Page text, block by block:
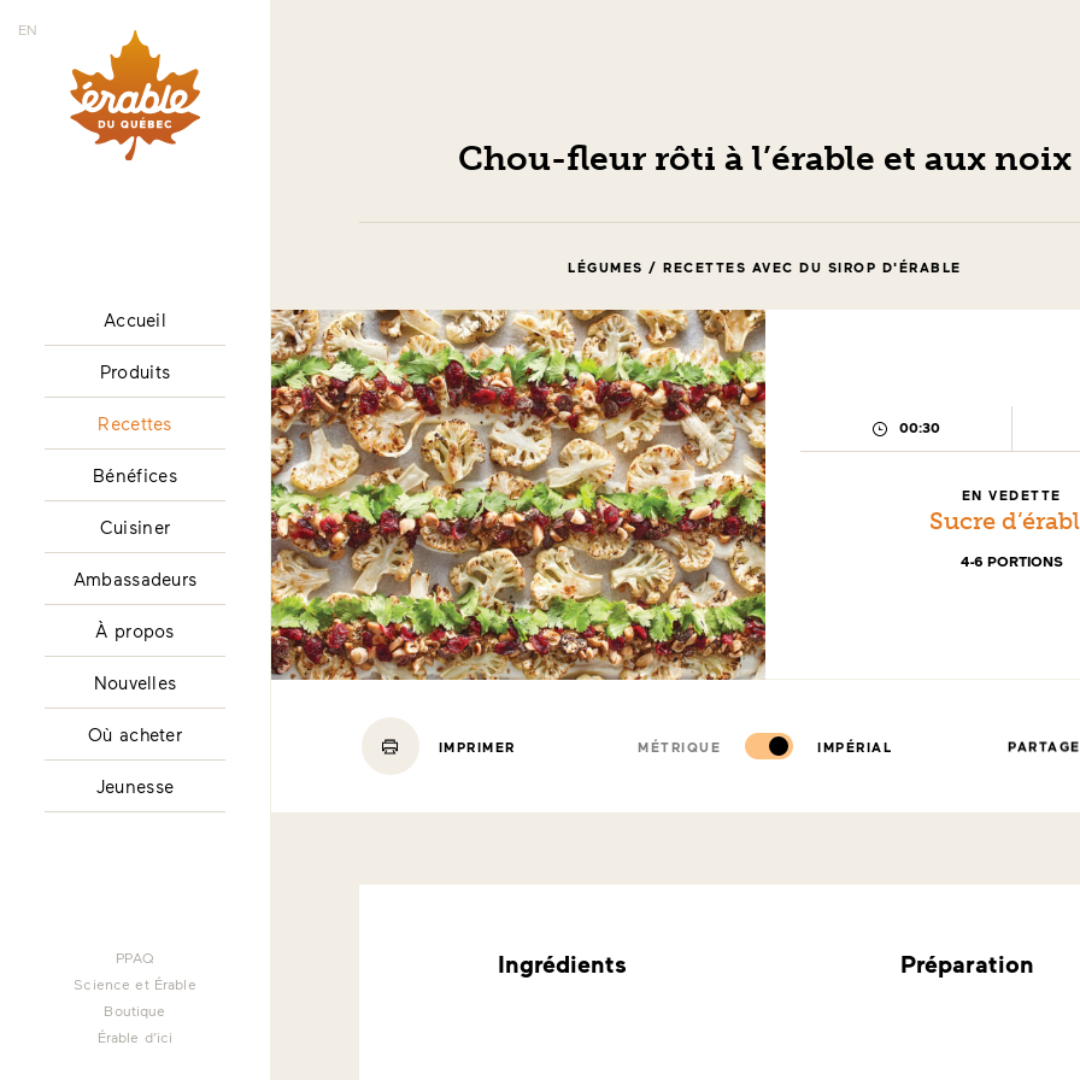
EN
Accueil
Produits
Recettes
Bénéfices
Cuisiner
Ambassadeurs
À propos
Nouvelles
Où acheter
Jeunesse
PPAQ
Science et Érable
Boutique
Érable d’ici
Chou-fleur rôti à l’érable et aux noix
LÉGUMES / RECETTES AVEC DU SIROP D'ÉRABLE
TEMPS
PRÉPARATION :
00:30
EN VEDETTE
Sucre
4-6 PORTIONS
IMPRIMER MÉTRIQUE IMPÉRIAL
Ingrédients Préparation